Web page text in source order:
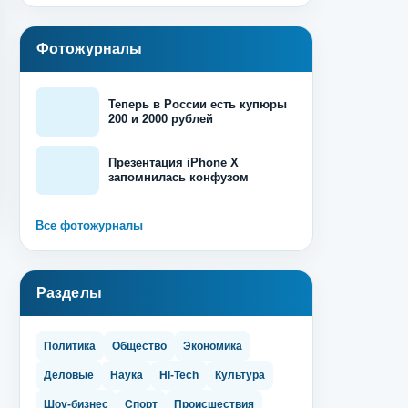
Фотожурналы
Теперь в России есть купюры
200 и 2000 рублей
Презентация iPhone X
запомнилась конфузом
Все фотожурналы
Разделы
Политика Общество Экономика
Деловые Наука Hi-Tech Культура
Шоу-бизнес Спорт Происшествия